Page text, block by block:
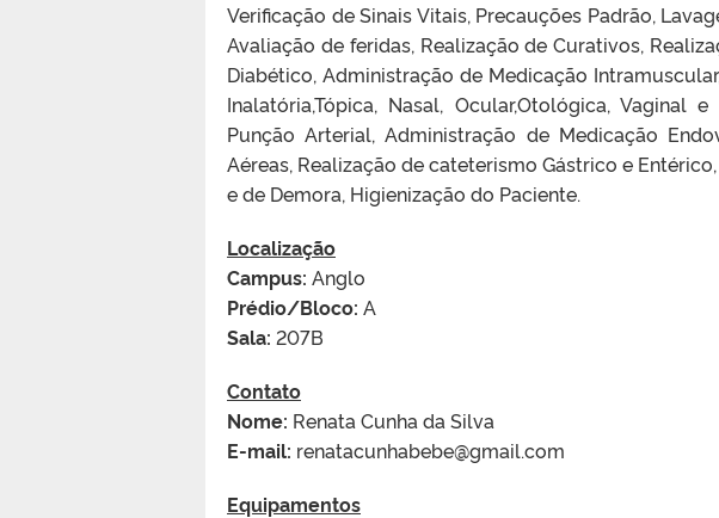
Verificação de Sinais Vitais, Precauções Padrão,
Avaliação de feridas, Realização de Curativos,
Diabético, Administração de Medicação
Inalatória,Tópica, Nasal, Ocular,Otológica, Vaginal
Punção Arterial, Administração de Medicação
Aéreas, Realização de cateterismo Gástrico e
e de Demora, Higienização do Paciente.
Localização
Campus: Anglo
Prédio/Bloco: A
Sala: 207B
Contato
Nome: Renata Cunha da Silva
E-mail: renatacunhabebe@gmail.com
Equipamentos